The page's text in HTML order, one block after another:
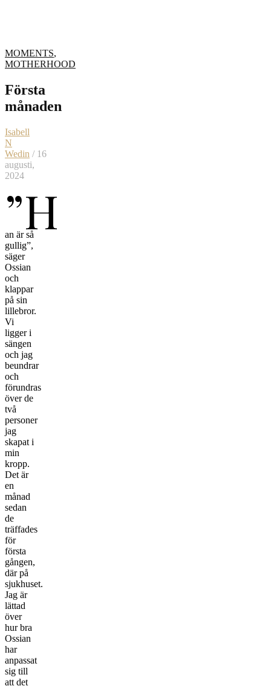
MOMENTS,
MOTHERHOOD
Första
månaden
Isabell
N
Wedin / 16
augusti,
2024
”H
an är så
gullig”,
säger
Ossian
och
klappar
på sin
lillebror.
Vi
ligger i
sängen
och jag
beundrar
och
förundras
över de
två
personer
jag
skapat i
min
kropp.
Det är
en
månad
sedan
de
träffades
för
första
gången,
där på
sjukhuset.
Jag är
lättad
över
hur bra
Ossian
har
anpassat
sig till
att det